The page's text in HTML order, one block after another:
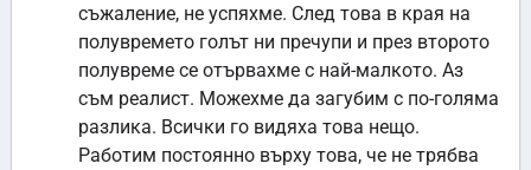
съжаление, не успяхме. След това в края на
полувремето голът ни пречупи и през второто
полувреме се отървахме с най-малкото. Аз
съм реалист. Можехме да загубим с по-голяма
разлика. Всички го видяха това нещо.
Работим постоянно върху това, че не трябва